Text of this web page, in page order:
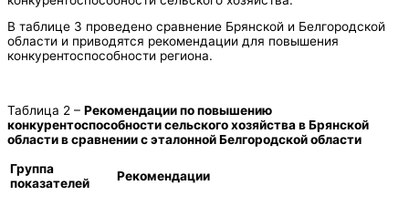
В таблице 3 проведено сравнение Брянской и Белгородской
области и приводятся рекомендации для повышения
конкурентоспособности региона.
Таблица 2 – Рекомендации по повышению
конкурентоспособности сельского хозяйства в Брянской
области в сравнении с эталонной Белгородской области
Группа
показателей
Рекомендации